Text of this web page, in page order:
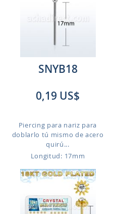
SNYB18
0,19 US$
Piercing para nariz para
doblarlo tú mismo de acero
quirú...
Longitud: 17mm